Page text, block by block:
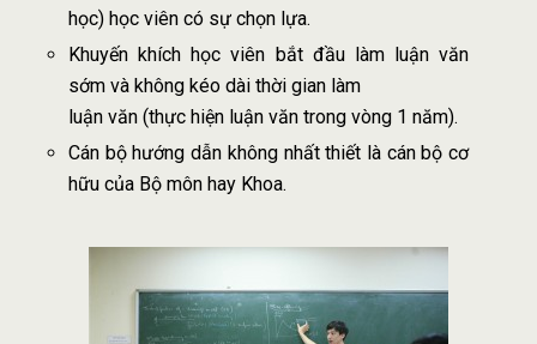
học) học viên có sự chọn lựa.
Khuyến khích học viên bắt đầu làm luận văn
sớm và không kéo dài thời gian làm
luận văn (thực hiện luận văn trong vòng 1 năm).
Cán bộ hướng dẫn không nhất thiết là cán bộ cơ
hữu của Bộ môn hay Khoa.